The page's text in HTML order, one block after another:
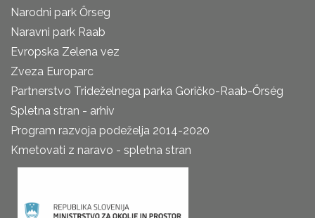
Narodni park Őrseg
Naravni park Raab
Evropska Zelena vez
Zveza Europarc
Partnerstvo Trideželnega parka Goričko-Raab-Őrség
Spletna stran - arhiv
Program razvoja podeželja 2014-2020
Kmetovati z naravo - spletna stran